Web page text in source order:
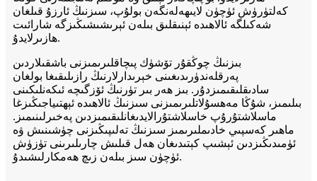
كەلتۈرۈش ئۈچۈن لايىھەلەنگەن بولۇپ، سىزنىڭ ئارزۇ قىلغان
شەكىلگە ئالاھىدە ئېنىقلىق بىلەن ئېرىشىشىڭىزگە شارائىت
ھازىرلايدۇ.
بىزنىڭ چوڭقۇر تۆشۈك پىچاقلىرىمىزنى باشقىلاردىن
پەرقلەندۈرىدىغىنى خېرىدارلارنىڭ رازىلىقىغا بولغان
سادىقلىقىمىزدۇر. بىز ھەر بىر تۈرنىڭ ئۆزگىچە ئىكەنلىكىنى
بىلىمىز، شۇڭا مەھسۇلاتلىرىمىزنى سىزنىڭ ئالاھىدە ئېھتىياجىڭىزغا
ماسلاشتۇرۇپ خاسلاشتۇرالايدىغانلىقىمىزدىن پەخىرلىنىمىز.
ماھىر كەسپىي خادىملىرىمىز سىزنىڭ تەلىپىڭىزنى چۈشىنىش ۋە
ئۈمىدىڭىزدىن ئېشىپ كېتىدىغان ھەل قىلىش چارىلىرىنى تۈزۈش
ئۈچۈن سىز بىلەن زىچ ھەمكارلىشىدۇ.